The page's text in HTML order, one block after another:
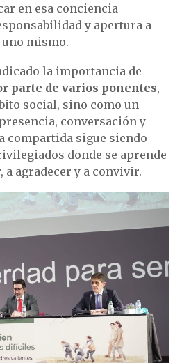
en esa conciencia
y apertura a
uno mismo.
la importancia de
parte de varios ponentes,
social, sino como un
conversación y
compartida sigue siendo
donde se aprende
a agradecer y a convivir.